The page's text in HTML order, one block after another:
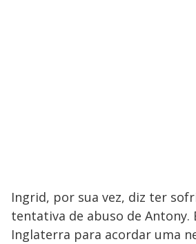
Ingrid, por sua vez, diz ter
tentativa de abuso de Antony.
Inglaterra para acordar uma